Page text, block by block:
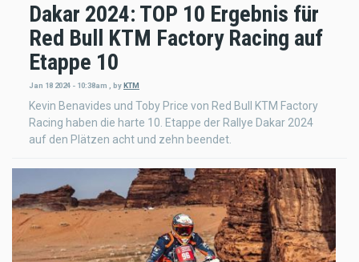
Dakar 2024: TOP 10 Ergebnis für
Red Bull KTM Factory Racing auf
Etappe 10
Jan 18 2024 - 10:38am , by KTM
Kevin Benavides und Toby Price von Red Bull KTM Factory
Racing haben die harte 10. Etappe der Rallye Dakar 2024
auf den Plätzen acht und zehn beendet.